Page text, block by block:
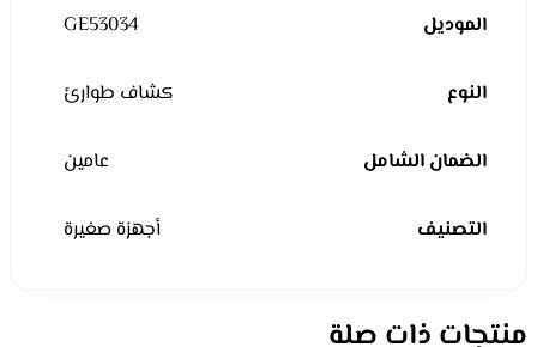
الموديل GE53034
النوع كشاف طوارئ
الضمان الشامل عامين
التصنيف أجهزة صغيرة
منتجات ذات صلة